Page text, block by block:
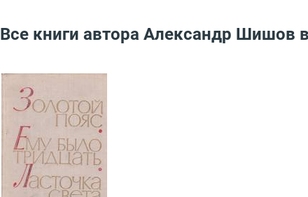
Все книги автора Александр Шишов